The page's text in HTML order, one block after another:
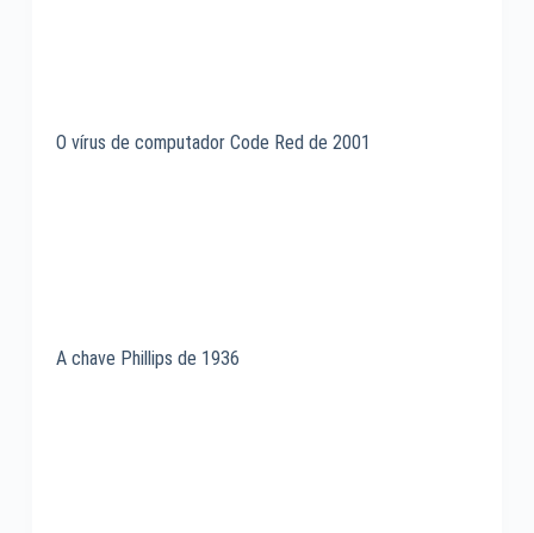
O vírus de computador Code Red de 2001
A chave Phillips de 1936